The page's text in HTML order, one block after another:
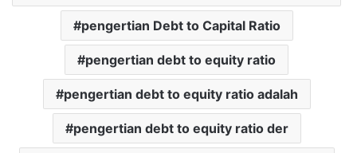
pengertian Debt to Capital Ratio
pengertian debt to equity ratio
pengertian debt to equity ratio adalah
pengertian debt to equity ratio der